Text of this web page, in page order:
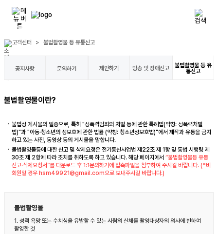
고객센터 > 불법촬영물 등 유통신고
공지사항 문의하기 제안하기 방송 및 장애신고
불법촬영물 등 유
통신고
불법촬영물이란?
불법성 게시물의 일종으로, 특히 "성폭력범죄의 처벌 등에 관한 특례법(약칭: 성폭력처벌
법)"과 "아동·청소년의 성보호에 관한 법률 (약칭: 청소년성보호법)"에서 제작과 유통을 금지
하고 있는 사진, 동영상 등의 게시물을 말합니다.
불법촬영물등에 대한 신고 및 삭제요청은 전기통신사업법 제22조 제 1항 및 동법 시행령 제
30조 제 2항에 따라 조치를 취하도록 하고 있습니다. 해당 페이지에서 “불법촬영물등 유통
신고·삭제요청서”를 다운로드 후 1:1문의하기에 압축파일을 첨부하여 주시길 바랍니다. (*비
회원일 경우 hsm49921@gmail.com으로 보내주시길 바랍니다.)
불법촬영물
1. 성적 욕망 또는 수치심을 유발할 수 있는 사람의 신체를 촬영대상자의 의사에 반하여
촬영한 것